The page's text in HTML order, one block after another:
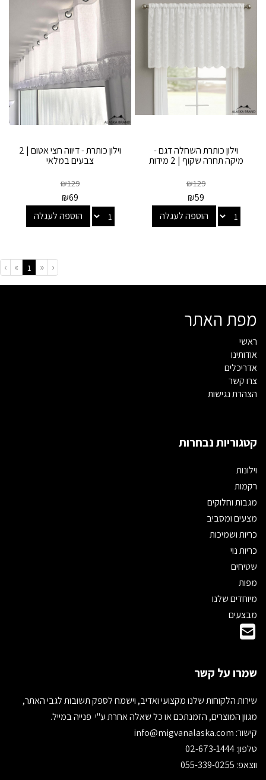
וילון כותרת השחלה דגם -
מיקה תחרה שקוף | 2 מידות
₪129
₪59
הוספה לעגלה
וילון כותרת - דיווה חצי אטום | 2
צבעים במלאי
₪129
₪69
הוספה לעגלה
‹
«
1
»
›
מפת האתר
ראשי
אודותינו
אדריכלים
צרו קשר
הצהרת נגישות
קטגוריות נבחרות
וילונות
רקמות
מגבות וחלוקים
מצעים ומסביב
כריות ושמיכות
כריות נוי
שטיחים
מפות
מיוחדים שלנו
מבצעים
שמרו על קשר
שירות הלקוחות שלנו מקצועי ואדיב, וישמח לספק תשובות לגבי האתר,
מגוון המוצרים, הזמנתכם או כל שאלה אחרת ע"י פנייה במייל.
קישור:
טלפון: 02-673-1444
ווצאפ: 055-339-0255